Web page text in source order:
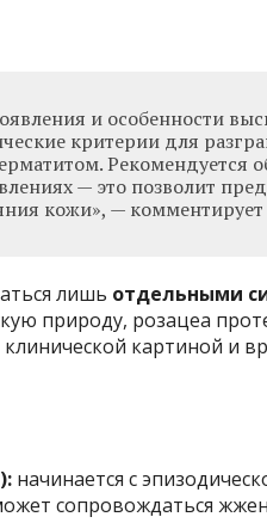
и особенности
критерии для
Рекомендуется
— это позволит
кожи», —
лишь отдельными
природу, розацеа
картиной и
начинается с
сопровождаться